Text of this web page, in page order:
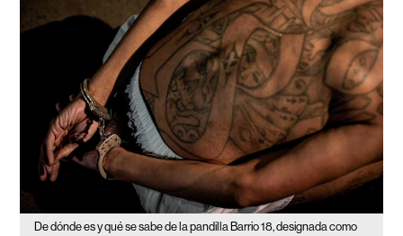
De dónde es y qué se sabe de la pandilla Barrio 18, designada como